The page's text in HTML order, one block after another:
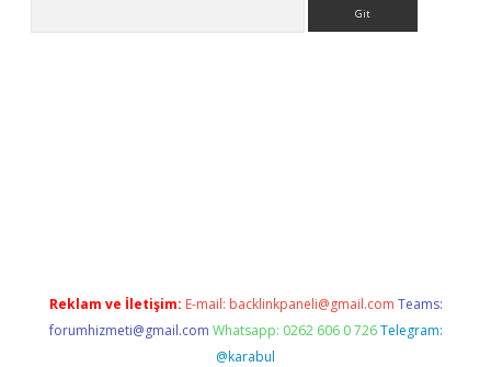
Reklam ve İletişim: E-mail: backlinkpaneli@gmail.com Teams:
forumhizmeti@gmail.com Whatsapp: 0262 606 0 726 Telegram:
@karabul